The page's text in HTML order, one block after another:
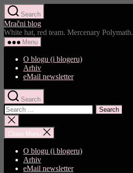
Skip
to
the
content
Search
Mračni blog
White hat, red team. Mercenary Polymath.
Menu
O blogu (i blogeru)
Arhiv
eMail newsletter
Search
Search
for:
Close
search
Close Menu
O blogu (i blogeru)
Arhiv
eMail newsletter